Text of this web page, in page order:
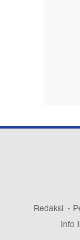
Redaksi
Info